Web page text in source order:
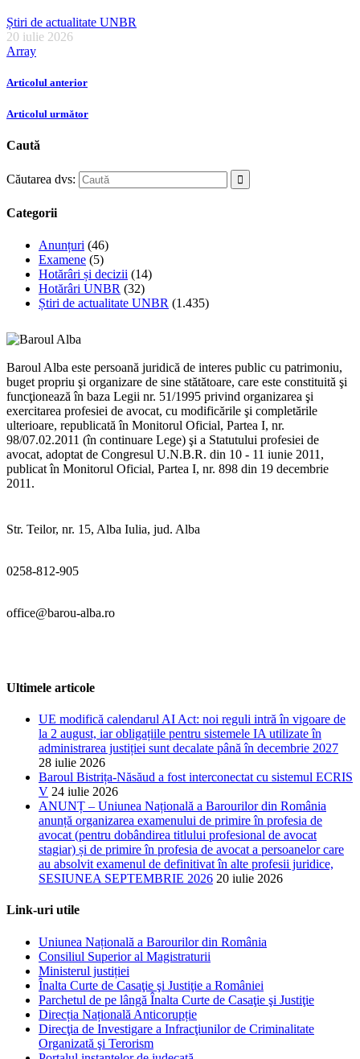
Știri de actualitate UNBR
20 iulie 2026
Array
Articolul anterior
Articolul următor
Caută
Căutarea dvs:
Categorii
Anunțuri (46)
Examene (5)
Hotărâri și decizii (14)
Hotărâri UNBR (32)
Știri de actualitate UNBR (1.435)
Baroul Alba este persoană juridică de interes public cu patrimoniu,
buget propriu şi organizare de sine stătătoare, care este constituită şi
funcţionează în baza Legii nr. 51/1995 privind organizarea şi
exercitarea profesiei de avocat, cu modificările şi completările
ulterioare, republicată în Monitorul Oficial, Partea I, nr.
98/07.02.2011 (în continuare Lege) şi a Statutului profesiei de
avocat, adoptat de Congresul U.N.B.R. din 10 - 11 iunie 2011,
publicat în Monitorul Oficial, Partea I, nr. 898 din 19 decembrie
2011.
Str. Teilor, nr. 15, Alba Iulia, jud. Alba
0258-812-905
office@barou-alba.ro
Ultimele articole
UE modifică calendarul AI Act: noi reguli intră în vigoare de
la 2 august, iar obligațiile pentru sistemele IA utilizate în
administrarea justiției sunt decalate până în decembrie 2027
28 iulie 2026
Baroul Bistrița-Năsăud a fost interconectat cu sistemul ECRIS
V 24 iulie 2026
ANUNȚ – Uniunea Națională a Barourilor din România
anunță organizarea examenului de primire în profesia de
avocat (pentru dobândirea titlului profesional de avocat
stagiar) și de primire în profesia de avocat a persoanelor care
au absolvit examenul de definitivat în alte profesii juridice,
SESIUNEA SEPTEMBRIE 2026 20 iulie 2026
Link-uri utile
Uniunea Națională a Barourilor din România
Consiliul Superior al Magistraturii
Ministerul justiției
Înalta Curte de Casaţie şi Justiţie a României
Parchetul de pe lângă Înalta Curte de Casaţie şi Justiţie
Direcția Națională Anticorupție
Direcţia de Investigare a Infracţiunilor de Criminalitate
Organizată şi Terorism